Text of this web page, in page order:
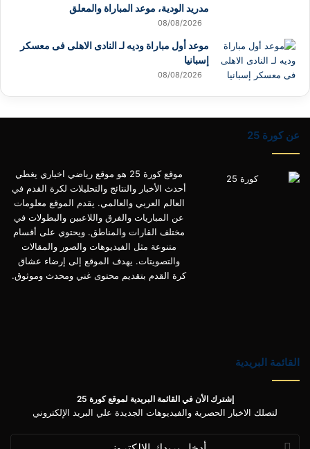
مدريد الودية، موعد المباراة والمعلق
08/08/2026
موعد أول مباراة وديه لـ النادى الاهلى فى معسكر
إسبانيا
08/08/2026
عن كورة 25
موقع كورة 25 هو موقع رياضي اخباري يغطي
أحدث الأخبار والنتائج والتحليلات لكرة القدم في
العالم العربي والعالمي. يقدم الموقع معلومات
عن المباريات والفرق واللاعبين والبطولات في
مختلف القارات والمناطق. ويحتوي على أقسام
متنوعة مثل الفيديوهات والصور والمقالات
والتصويتات. يهدف الموقع إلى إرضاء عشاق
كرة القدم بتقديم محتوى غني ومحدث وموثوق.
القائمة البريدية
إشترك الأن في القائمة البريدية لموقع كورة 25
لتصلك الاخبار الحصرية والفيديوهات الجديدة علي البريد الإلكتروني
أدخل